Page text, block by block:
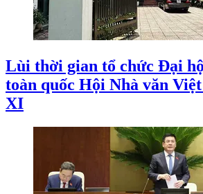
Lùi thời gian tổ chức Đại
toàn quốc Hội Nhà văn
XI